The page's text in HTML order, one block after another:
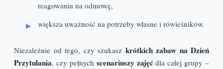
reagowania na odmowę,
większa uważność na potrzeby własne i rówieśników.
Niezależnie od tego, czy szukasz krótkich zabaw na Dzień
Przytulania, czy pełnych scenariuszy zajęćdla całej grupy –